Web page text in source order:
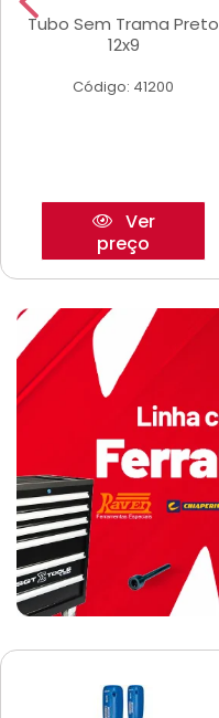
Tubo Sem Trama Preto
12x9
Código: 41200
Ver
preço